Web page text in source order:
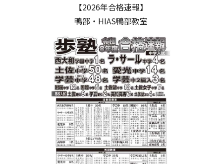
【2026年合格速報】
鴨部・HIAS鴨部教室